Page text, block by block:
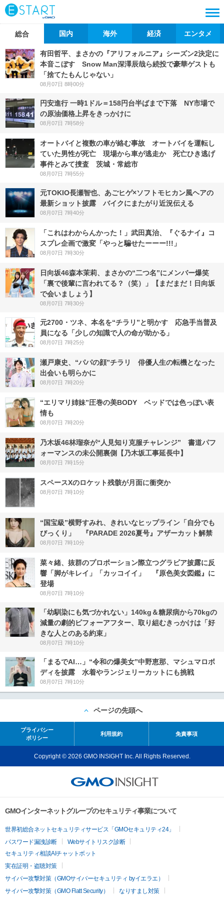
総合 国内 海外 経済 エンタメ
有田哲平、まさかの『アリフォルニア』シーズン2決定に
本音こぼす Snow Man深澤辰哉ら続投で豪華ゲストも
「捨てたもんじゃない」
08月07日 8時00分
円安進行 一時1ドル＝158円台半ばまで下落 NY市場で
の原油価格上昇をきっかけに
08月07日 7時58分
オートバイと複数の車が絡む事故 オートバイを運転し
ていた男性が死亡 現場から車が逃走か 死亡ひき逃げ
事件とみて捜査 茨城・常総市
08月07日 7時55分
元TOKIO長瀬智也、あごヒゲ×ソフトモヒカン風ヘアの
最新ショット披露 バイクにまたがり近況伝える
08月07日 7時40分
「これはわからんかった！」武田真治、『ぐるナイ』コ
スプレ企画で激変「やっと騙せたーーー!!!」
08月07日 7時30分
日向坂46森本茉莉、まさかの“二つ名”にメンバー爆笑
「裏で後輩に言われてる？（笑）」【まだまだ！日向坂
で会いましょう】
08月07日 7時30分
元2700・ツネ、本名を“チラリ”と明かす 応急手当普及
員になる「少しの知識で人の命が助かる」
08月07日 7時25分
瀬戸康史、“パパの顔”チラリ 俳優人生の転機となった
出会いも明らかに
08月07日 7時20分
“エリマリ姉妹”圧巻の美BODY ベッドでは色っぽい表
情も
08月07日 7時20分
乃木坂46林瑠奈が“人見知り克服チャレンジ” 書道パフ
ォーマンスの未公開裏側【乃木坂工事延長中】
08月07日 7時15分
スペースXのロケット残骸が月面に衝突か
08月07日 7時10分
“国宝級”横野すみれ、きれいなヒップライン「自分でも
びっくり」 『PARADE 2026夏号』アザーカット解禁
08月07日 7時10分
菜々緒、抜群のプロポーション際立つグラビア披露に反
響「脚がキレイ」「カッコイイ」 『原色美女図鑑』に
登場
08月07日 7時10分
「幼馴染にも気づかれない」140kg＆糖尿病から70kgの
減量の劇的ビフォーアフター、取り組むきっかけは「好
きな人とのある約束」
08月07日 7時10分
「まるでAI…」“令和の爆美女”中野恵那、マシュマロボ
ディを披露 水着やランジェリーカットにも挑戦
08月07日 7時10分
ページの先頭へ
プライバシー
ポリシー
利用規約 免責事項
Copyright © 2026 GMO INSIGHT Inc. All Rights Reserved.
GMOインターネットグループのセキュリティ事業について
世界初総合ネットセキュリティサービス「GMOセキュリティ24」
パスワード漏洩診断
Webサイトリスク診断
セキュリティ相談AIチャットボット
実在証明・盗聴対策
サイバー攻撃対策（GMOサイバーセキュリティ byイエラエ）
サイバー攻撃対策（GMO Flatt Security）
なりすまし対策